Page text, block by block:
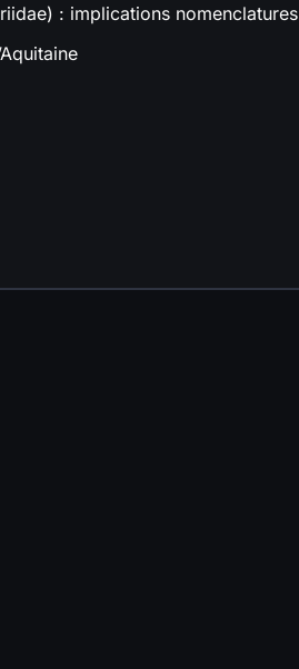
: implications nomenclatures